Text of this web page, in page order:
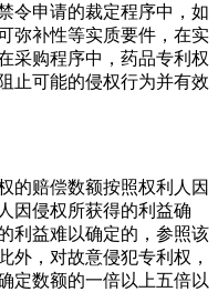
令申请的裁定程序中，如
弥补性等实质要件，在实
采购程序中，药品专利权
止可能的侵权行为并有效
的赔偿数额按照权利人因
因侵权所获得的利益确
利益难以确定的，参照该
外，对故意侵犯专利权，
定数额的一倍以上五倍以